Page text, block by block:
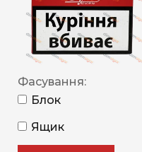
Фасування:
Блок
Ящик